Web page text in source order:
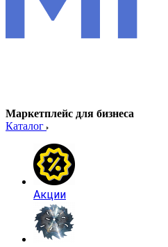
Маркетплейс для бизнеса
Каталог
Акции